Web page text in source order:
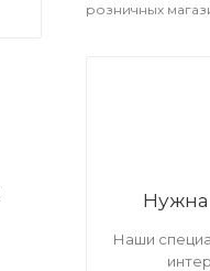
розничных
Нужна
Наши